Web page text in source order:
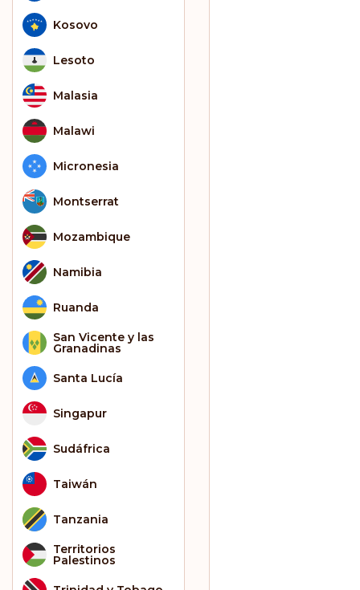
Kosovo
Lesoto
Malasia
Malawi
Micronesia
Montserrat
Mozambique
Namibia
Ruanda
San Vicente y las
Granadinas
Santa Lucía
Singapur
Sudáfrica
Taiwán
Tanzania
Territorios
Palestinos